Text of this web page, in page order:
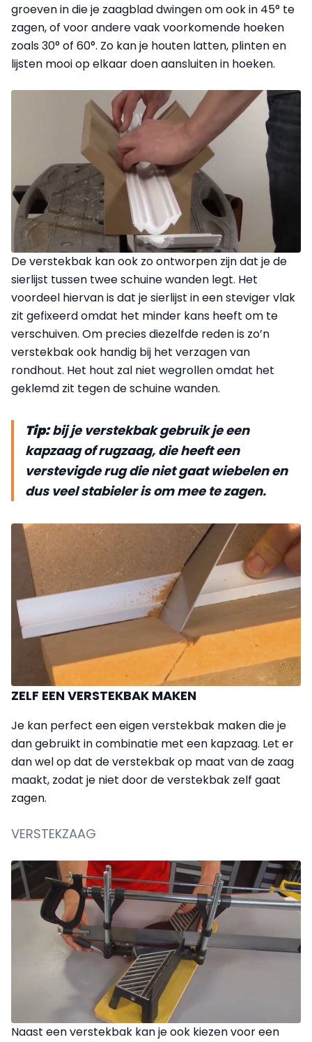
groeven in die je zaagblad dwingen om ook in 45° te
zagen, of voor andere vaak voorkomende hoeken
zoals 30° of 60°. Zo kan je houten latten, plinten en
lijsten mooi op elkaar doen aansluiten in hoeken.
De verstekbak kan ook zo ontworpen zijn dat je de
sierlijst tussen twee schuine wanden legt. Het
voordeel hiervan is dat je sierlijst in een steviger vlak
zit gefixeerd omdat het minder kans heeft om te
verschuiven. Om precies diezelfde reden is zo’n
verstekbak ook handig bij het verzagen van
rondhout. Het hout zal niet wegrollen omdat het
geklemd zit tegen de schuine wanden.
Tip:bij je verstekbak gebruik je een
kapzaag of rugzaag, die heeft een
verstevigde rug die niet gaat wiebelen en
dus veel stabieler is om mee te zagen.
ZELF EEN VERSTEKBAK MAKEN
Je kan perfect een eigen verstekbak maken die je
dan gebruikt in combinatie met een kapzaag. Let er
dan wel op dat de verstekbak op maat van de zaag
maakt, zodat je niet door de verstekbak zelf gaat
zagen.
VERSTEKZAAG
Naast een verstekbak kan je ook kiezen voor een